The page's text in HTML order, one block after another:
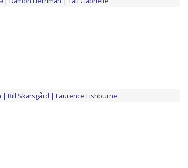
Bill Skarsgård Laurence Fishburne